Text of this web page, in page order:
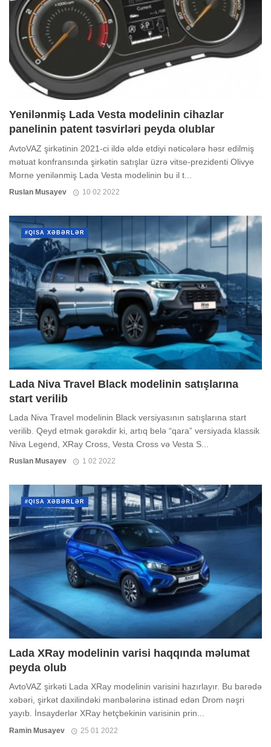
Yenilənmiş Lada Vesta modelinin cihazlar
panelinin patent təsvirləri peyda olublar
AvtoVAZ şirkətinin 2021-ci ildə əldə etdiyi nəticələrə həsr edilmiş
mətuat konfransında şirkətin satışlar üzrə vitse-prezidenti Olivye
Morne yenilənmiş Lada Vesta modelinin bu il t...
Ruslan Musayev 10 02 2022
#QISA XƏBƏRLƏR
Lada Niva Travel Black modelinin satışlarına
start verilib
Lada Niva Travel modelinin Black versiyasının satışlarına start
verilib. Qeyd etmək gərəkdir ki, artıq belə “qara” versiyada klassik
Niva Legend, XRay Cross, Vesta Cross və Vesta S...
Ruslan Musayev 1 02 2022
#QISA XƏBƏRLƏR
Lada XRay modelinin varisi haqqında məlumat
peyda olub
AvtoVAZ şirkəti Lada XRay modelinin varisini hazırlayır. Bu barədə
xəbəri, şirkət daxilindəki mənbələrinə istinad edən Drom nəşri
yayıb. İnsayderlər XRay hetçbekinin varisinin prin...
Ramin Musayev 25 01 2022